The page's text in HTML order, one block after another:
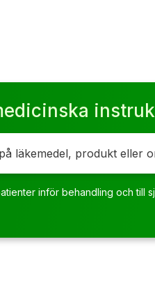
inför behandling och till